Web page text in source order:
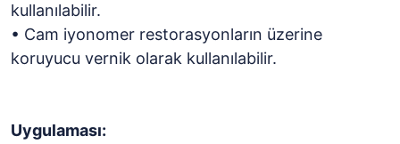
kullanılabilir.
• Cam iyonomer restorasyonların üzerine
koruyucu vernik olarak kullanılabilir.
Uygulaması: